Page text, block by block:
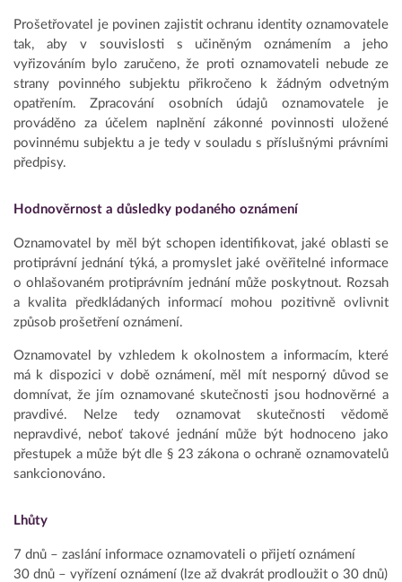
Prošetřovatel je povinen zajistit ochranu identity oznamovatele
tak, aby v souvislosti s učiněným oznámením a jeho
vyřizováním bylo zaručeno, že proti oznamovateli nebude ze
strany povinného subjektu přikročeno k žádným odvetným
opatřením. Zpracování osobních údajů oznamovatele je
prováděno za účelem naplnění zákonné povinnosti uložené
povinnému subjektu a je tedy v souladu s příslušnými právními
předpisy.
Hodnověrnost a důsledky podaného oznámení
Oznamovatel by měl být schopen identifikovat, jaké oblasti se
protiprávní jednání týká, a promyslet jaké ověřitelné informace
o ohlašovaném protiprávním jednání může poskytnout. Rozsah
a kvalita předkládaných informací mohou pozitivně ovlivnit
způsob prošetření oznámení.
Oznamovatel by vzhledem k okolnostem a informacím, které
má k dispozici v době oznámení, měl mít nesporný důvod se
domnívat, že jím oznamované skutečnosti jsou hodnověrné a
pravdivé. Nelze tedy oznamovat skutečnosti vědomě
nepravdivé, neboť takové jednání může být hodnoceno jako
přestupek a může být dle § 23 zákona o ochraně oznamovatelů
sankcionováno.
Lhůty
7 dnů – zaslání informace oznamovateli o přijetí oznámení
30 dnů – vyřízení oznámení (lze až dvakrát prodloužit o 30 dnů)